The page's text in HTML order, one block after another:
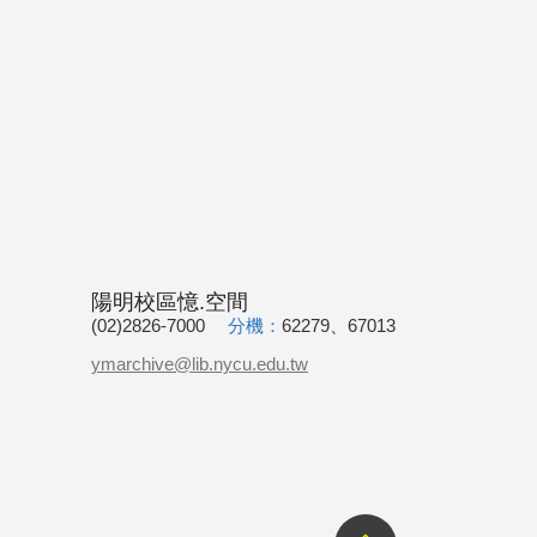
陽明校區憶.空間
(02)2826-7000 分機： 62279、67013
ymarchive@lib.nycu.edu.tw